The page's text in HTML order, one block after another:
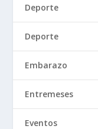
Deporte
Deporte
Embarazo
Entremeses
Eventos